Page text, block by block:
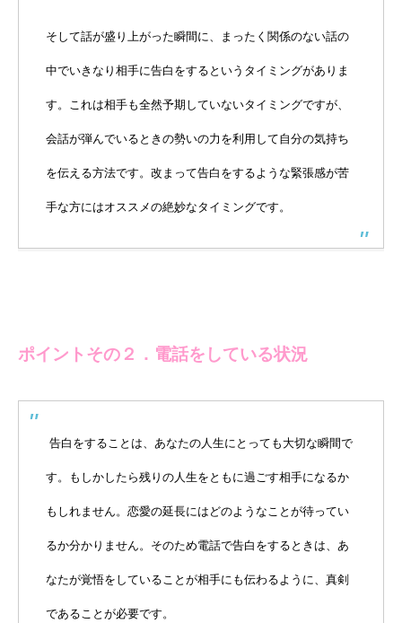
そして話が盛り上がった瞬間に、まったく関係のない話の
中でいきなり相手に告白をするというタイミングがありま
す。これは相手も全然予期していないタイミングですが、
会話が弾んでいるときの勢いの力を利用して自分の気持ち
を伝える方法です。改まって告白をするような緊張感が苦
手な方にはオススメの絶妙なタイミングです。
ポイントその２．電話をしている状況
告白をすることは、あなたの人生にとっても大切な瞬間で
す。もしかしたら残りの人生をともに過ごす相手になるか
もしれません。恋愛の延長にはどのようなことが待ってい
るか分かりません。そのため電話で告白をするときは、あ
なたが覚悟をしていることが相手にも伝わるように、真剣
であることが必要です。